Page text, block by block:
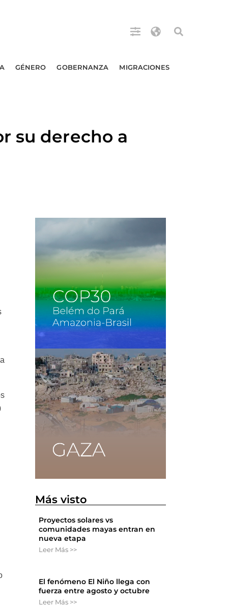
GÉNERO GOBERNANZA MIGRACIONES
su derecho a
Más visto
Proyectos solares vs
comunidades mayas entran en
nueva etapa
Leer Más >>
El fenómeno El Niño llega con
fuerza entre agosto y octubre
Leer Más >>